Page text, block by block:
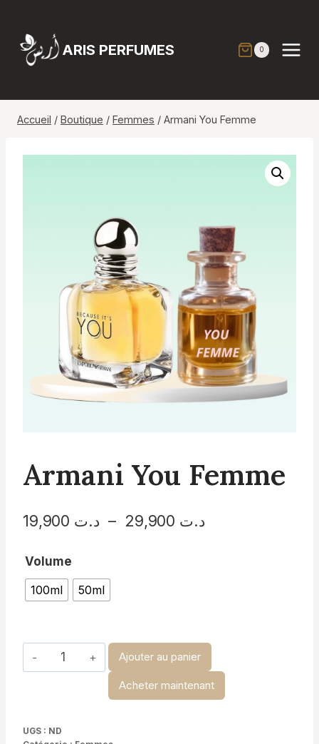
contenu
ARIS PERFUMES 0
Accueil / Boutique / Femmes / Armani You Femme
Armani You Femme
د.ت – د.تPlage
Volume
100ml
50ml
quantité
de
Femme
Ajouter au panier
Acheter maintenant
UGS : ND